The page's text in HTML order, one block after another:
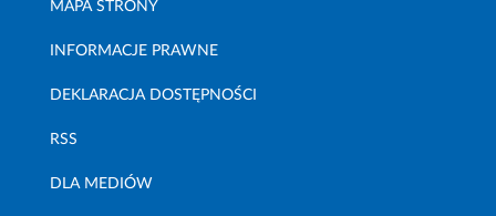
MAPA STRONY
INFORMACJE PRAWNE
DEKLARACJA DOSTĘPNOŚCI
RSS
DLA MEDIÓW